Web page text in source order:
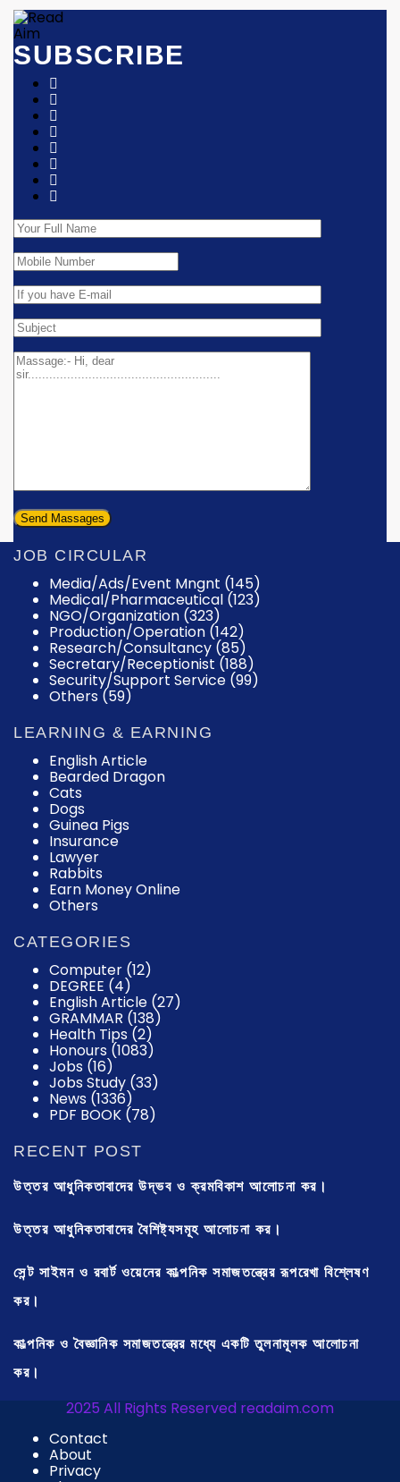
SUBSCRIBE
JOB CIRCULAR
Media/Ads/Event Mngnt (145)
Medical/Pharmaceutical (123)
NGO/Organization (323)
Production/Operation (142)
Research/Consultancy (85)
Secretary/Receptionist (188)
Security/Support Service (99)
Others (59)
LEARNING & EARNING
English Article
Bearded Dragon
Cats
Dogs
Guinea Pigs
Insurance
Lawyer
Rabbits
Earn Money Online
Others
CATEGORIES
Computer (12)
DEGREE (4)
English Article (27)
GRAMMAR (138)
Health Tips (2)
Honours (1083)
Jobs (16)
Jobs Study (33)
News (1336)
PDF BOOK (78)
RECENT POST
উত্তর আধুনিকতাবাদের উদ্ভব ও ক্রমবিকাশ আলোচনা কর।
উত্তর আধুনিকতাবাদের বৈশিষ্ট্যসমূহ আলোচনা কর।
সেন্ট সাইমন ও রবার্ট ওয়েনের কাল্পনিক সমাজতন্ত্রের রূপরেখা বিশ্লেষণ
কর।
কাল্পনিক ও বৈজ্ঞানিক সমাজতন্ত্রের মধ্যে একটি তুলনামূলক আলোচনা
কর।
2025 All Rights Reserved readaim.com
Contact
About
Privacy